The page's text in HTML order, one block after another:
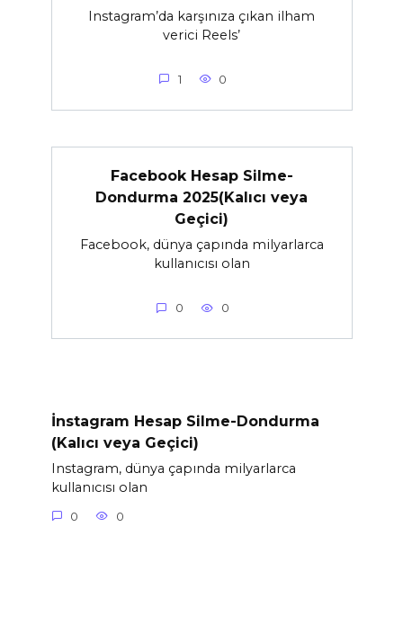
Instagram’da karşınıza çıkan ilham
verici Reels’
1 0
Facebook Hesap Silme-
Dondurma 2025(Kalıcı veya
Geçici)
Facebook, dünya çapında milyarlarca
kullanıcısı olan
0 0
İnstagram Hesap Silme-Dondurma
(Kalıcı veya Geçici)
Instagram, dünya çapında milyarlarca
kullanıcısı olan
0 0